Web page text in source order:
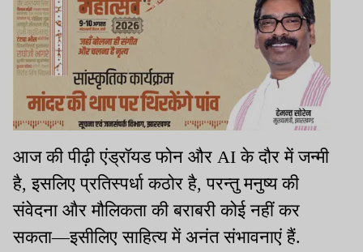
आज की पीढ़ी एंड्रॉयड फोन और AI के दौर में जन्मी
है, इसलिए प्रतिस्पर्धा कठोर है, परन्तु मनुष्य की
संवेदना और मौलिकता की बराबरी कोई नहीं कर
सकता—इसीलिए साहित्य में अनंत संभावनाएं हैं.